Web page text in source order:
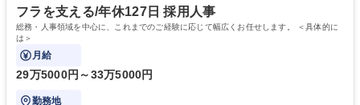
フラを支える/年休127日 採用人事
総務・人事領域を中心に、これまでのご経験に応じて幅広くお任せします。 ＜具体的に
は＞
月給
29万5000円～33万5000円
勤務地